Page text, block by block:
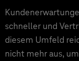
schneller und
diesem Umfeld
nicht mehr aus,